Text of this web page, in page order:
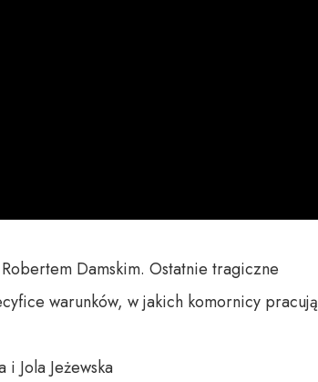
Damskim. Ostatnie tragiczne
warunków, w jakich komornicy pracują
Jola Jeżewska